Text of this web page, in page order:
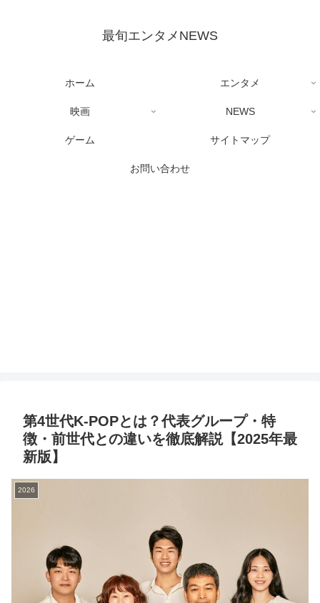
最旬エンタメNEWS
ホーム エンタメ
映画 NEWS
ゲーム サイトマップ
お問い合わせ
第4世代K-POPとは？代表グループ・特
徴・前世代との違いを徹底解説【2025年最
新版】
2026